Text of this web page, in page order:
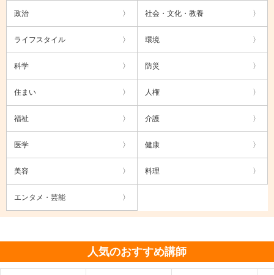
政治 社会・文化・教養
ライフスタイル 環境
科学 防災
住まい 人権
福祉 介護
医学 健康
美容 料理
エンタメ・芸能
人気のおすすめ講師